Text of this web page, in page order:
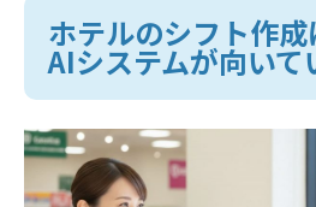
ホテルのシフト作
AIシステムが向いて